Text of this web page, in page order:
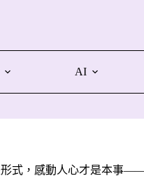
AI
式，感動人心才是本事